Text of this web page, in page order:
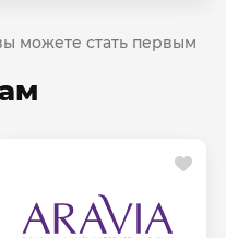
можете стать первым